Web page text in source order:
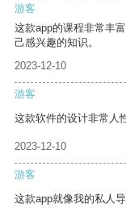
游客
这款app的课程非常丰
己感兴趣的知识。
2023-12-10
游客
这款软件的设计非常人
2023-12-10
游客
这款app就像我的私人